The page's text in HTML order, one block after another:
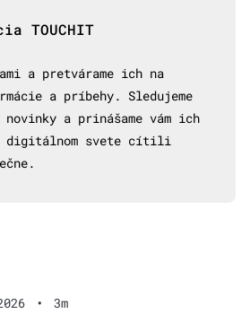
TOUCHIT
a pretvárame ich na
a príbehy. Sledujeme
a prinášame vám ich
digitálnom svete cítili
•
3m